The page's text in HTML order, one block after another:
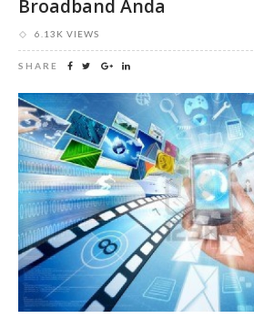
Broadband Anda
6.13K VIEWS
SHARE